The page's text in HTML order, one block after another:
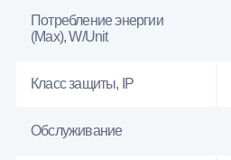
Потребление энергии
(Max), W/Unit
Класс защиты, IP
Обслуживание